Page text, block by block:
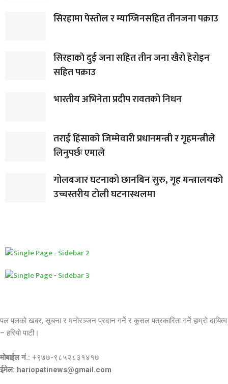
सिरहामा पेस्तोल र म्याग्जिनसहित तीनजना पक्राउ
सिरहाकाे दुई जना सहित तीन जना खैरो हेरोइन
सहित पक्राउ
भारतीय अभिनेता प्रदीप रावतको निधन
तराई हिंसाको जिम्मेवारी प्रधानमन्त्री र गृहमन्त्रीले
लिनुपर्छः एमाले
गोलबजार घटनाको छानबिन सुरु, गृह मन्त्रालयको
उच्चस्तरीय टोली घटनास्थलमा
पल पलको खबर, सूचना र मनोरञ्जन प्रदान गर्ने र कुसल पत्रकारिता गर्ने हाम्रो दायित्व
– हरियो पाटी।
मोबाईल नं.: +९७७-९८५२८३१४१७
ईमेल: hariopatinews@gmail.com